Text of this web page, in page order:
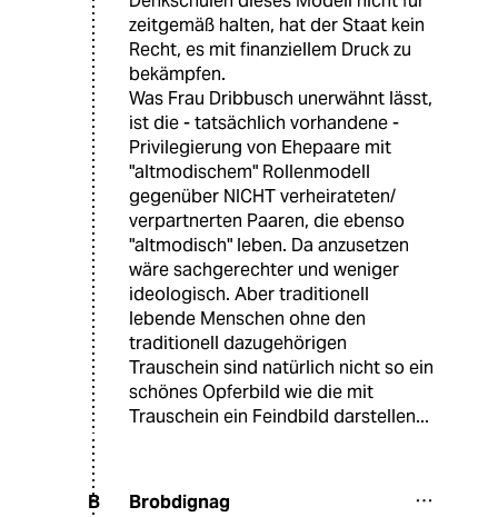
zeitgemäß halten, hat der Staat kein
Recht, es mit finanziellem Druck zu
bekämpfen.
Was Frau Dribbusch unerwähnt lässt,
ist die - tatsächlich vorhandene -
Privilegierung von Ehepaare mit
"altmodischem" Rollenmodell
gegenüber NICHT verheirateten/
verpartnerten Paaren, die ebenso
"altmodisch" leben. Da anzusetzen
wäre sachgerechter und weniger
ideologisch. Aber traditionell
lebende Menschen ohne den
traditionell dazugehörigen
Trauschein sind natürlich nicht so ein
schönes Opferbild wie die mit
Trauschein ein Feindbild darstellen...
B Brobdignag